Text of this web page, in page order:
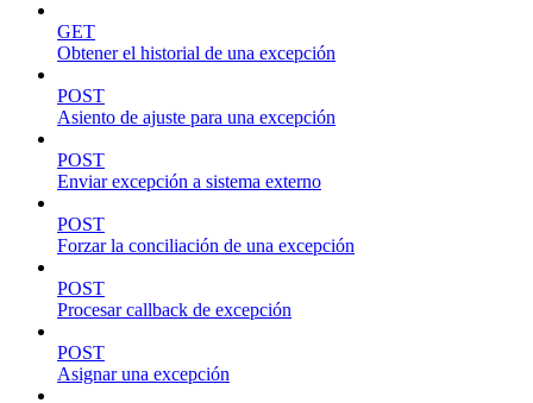
GET
Obtener el historial de una excepción
POST
Asiento de ajuste para una excepción
POST
Enviar excepción a sistema externo
POST
Forzar la conciliación de una excepción
POST
Procesar callback de excepción
POST
Asignar una excepción